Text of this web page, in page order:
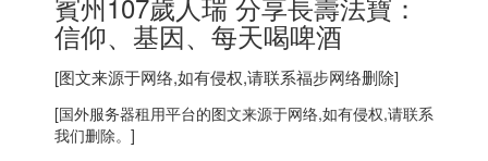
信仰、基因、每天喝啤酒
[图文来源于网络,如有侵权,请联系福步网络删除]
[国外服务器租用平台的图文来源于网络,如有侵权,请联系
我们删除。]